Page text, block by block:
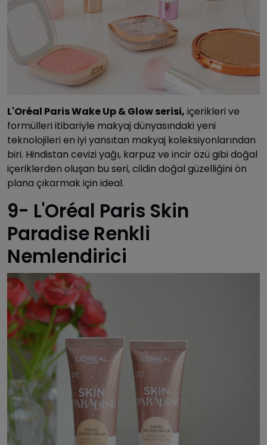
L'Oréal Paris Wake Up & Glow serisi, içerikleri ve
formülleri itibariyle makyaj dünyasındaki yeni
teknolojileri en iyi yansıtan makyaj koleksiyonlarından
biri. Hindistan cevizi yağı, karpuz ve incir özü gibi doğal
içeriklerden oluşan bu seri, cildin doğal güzelliğini ön
plana çıkarmak için ideal.
9- L'Oréal Paris Skin
Paradise Renkli
Nemlendirici